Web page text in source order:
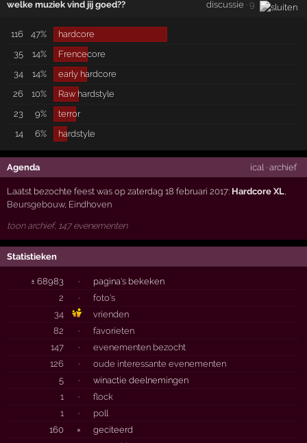
welke muziek vind jij goed?? discussie · 9
116 47%
hardcore
35
14%
Frencecore
34
14%
early hardcore
26
10%
Raw hardstyle
23
9%
terror
14
6% hardstyle
Agenda ical· archief
Laatst bezochte feest was op zaterdag 18 februari 2017: Hardcore XL
Beursgebouw, Eindhoven
toon archief, 147 evenementen
Statistieken
± 68983 ·
pagina's bekeken
2
·
foto's
34
vrienden
82
·
favorieten
147
·
evenementen bezocht
126
·
oude interessante evenementen
5
·
winactie deelnemingen
1
·
flock
1
·
poll
160
×
geciteerd